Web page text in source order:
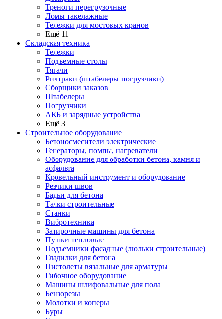
Треноги перегрузочные
Ломы такелажные
Тележки для мостовых кранов
Ещё 11
Складская техника
Тележки
Подъемные столы
Тягачи
Ричтраки (штабелеры-погрузчики)
Сборщики заказов
Штабелеры
Погрузчики
АКБ и зарядные устройства
Ещё 3
Строительное оборудование
Бетоносмесители электрические
Генераторы, помпы, нагреватели
Оборудование для обработки бетона, камня и
асфальта
Кровельный инструмент и оборудование
Резчики швов
Бадьи для бетона
Тачки строительные
Станки
Вибротехника
Затирочные машины для бетона
Пушки тепловые
Подъемники фасадные (люльки строительные)
Гладилки для бетона
Пистолеты вязальные для арматуры
Гибочное оборудование
Машины шлифовальные для пола
Бензорезы
Молотки и коперы
Буры